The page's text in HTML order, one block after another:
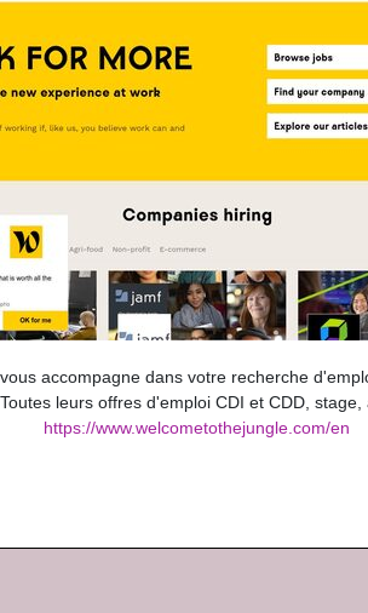
accompagne dans votre recherche
leurs offres d'emploi CDI et CDD, stage,
https://www.welcometothejungle.com/en